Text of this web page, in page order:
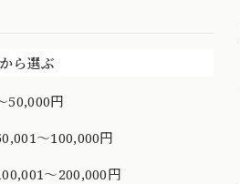
ら選ぶ
50,000円
～100,000円
～200,000円